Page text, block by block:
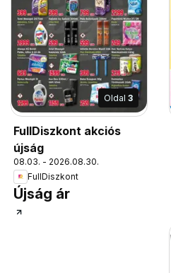
Oldal 3
FullDiszkont akciós
újság
08.03. - 2026.08.30.
FullDiszkont
Újság ár